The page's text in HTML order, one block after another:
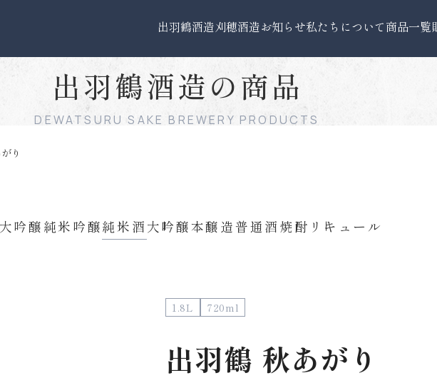
出羽鶴酒造刈穂酒造お知らせ私たちについて商品一覧
出羽鶴酒造の商品
DEWATSURU SAKE BREWERY PRODUCTS
り
吟醸純米吟醸純米酒大吟醸本醸造普通酒焼酎 リキュール
1.8L 720ml
出羽鶴 秋あがり